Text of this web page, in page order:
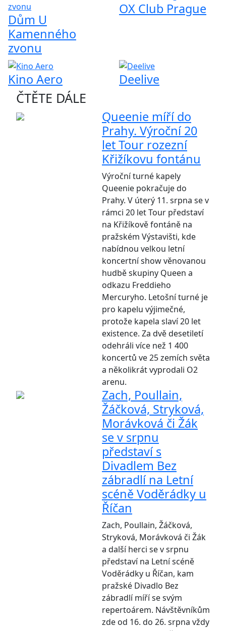
Dům U
Kamenného
zvonu
OX Club Prague
Kino Aero Deelive
ČTĚTE DÁLE
Queenie míří do
Prahy. Výroční 20
let Tour rozezní
Křižíkovu fontánu
Výroční turné kapely
Queenie pokračuje do
Prahy. V úterý 11. srpna se v
rámci 20 let Tour představí
na Křižíkově fontáně na
pražském Výstavišti, kde
nabídnou velkou letní
koncertní show věnovanou
hudbě skupiny Queen a
odkazu Freddieho
Mercuryho. Letošní turné je
pro kapelu výjimečné,
protože kapela slaví 20 let
existence. Za dvě desetiletí
odehráli více než 1 400
koncertů ve 25 zemích světa
a několikrát vyprodali O2
arenu.
Zach, Poullain,
Žáčková, Stryková,
Morávková či Žák
se v srpnu
představí s
Divadlem Bez
zábradlí na Letní
scéně Voděrádky u
Říčan
Zach, Poullain, Žáčková,
Stryková, Morávková či Žák
a další herci se v srpnu
představí na Letní scéně
Voděrádky u Říčan, kam
pražské Divadlo Bez
zábradlí míří se svým
repertoárem. Návštěvníkům
zde od 16. do 26. srpna vždy